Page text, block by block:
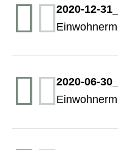
2020-12-
2020-06-